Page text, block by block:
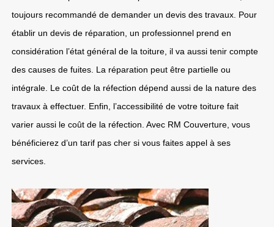
toujours recommandé de demander un devis des travaux. Pour
établir un devis de réparation, un professionnel prend en
considération l’état général de la toiture, il va aussi tenir compte
des causes de fuites. La réparation peut être partielle ou
intégrale. Le coût de la réfection dépend aussi de la nature des
travaux à effectuer. Enfin, l’accessibilité de votre toiture fait
varier aussi le coût de la réfection. Avec RM Couverture, vous
bénéficierez d’un tarif pas cher si vous faites appel à ses
services.